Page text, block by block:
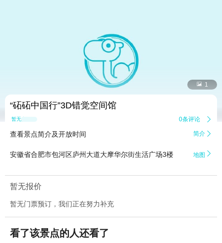
 1
“砳砳中国行”3D错觉空间馆
暂无点评 0条评论 
查看景点简介及开放时间 简介 
安徽省合肥市包河区庐州大道大摩华尔街生活广场3楼 地图 
暂无报价
暂无门票预订，我们正在努力补充
看了该景点的人还看了